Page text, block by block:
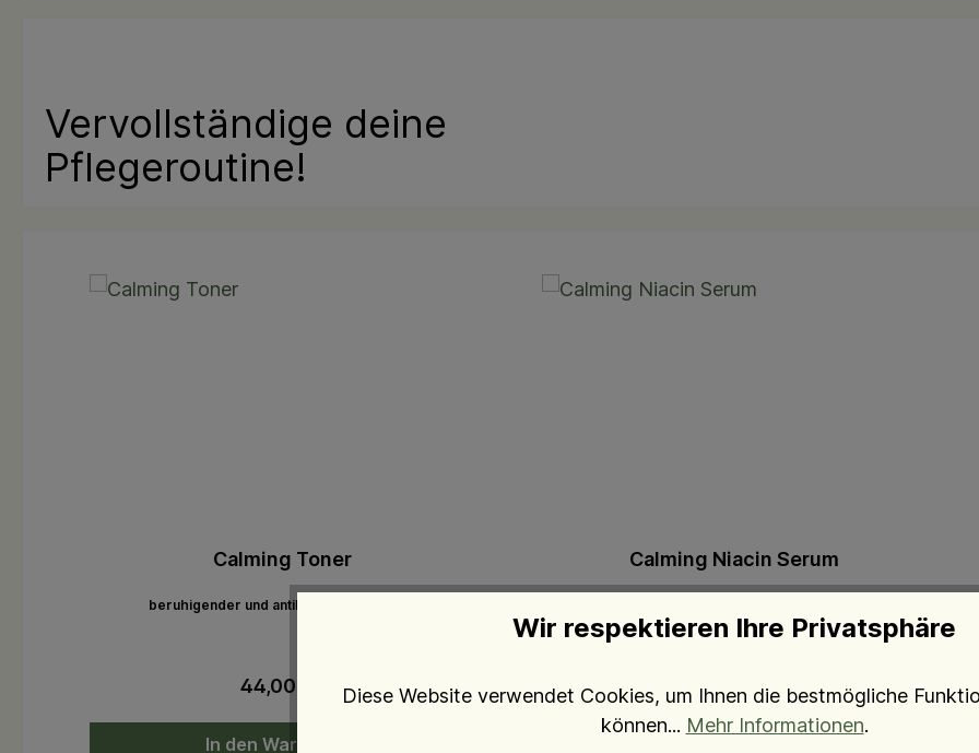
Vervollständige deine
Pflegeroutine!
Calming Toner
beruhigender und antibakterieller Toner
44,00 €*
In den Warenkorb
Calming Niacin Serum
72,00 €*
Wir respektieren Ihre Privatsphäre
Diese Website verwendet Cookies, um Ihnen die bestmögliche
können... Mehr Informationen.